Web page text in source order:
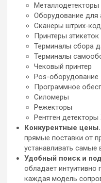
Металлодетекторы
Оборудование для
Сканеры штрих-
Принтеры этикеток
Терминалы сбора
Терминалы
Чековый принтер
Pos-оборудование
Программное
Силомеры
Режекторы
Рентген
Конкурентные цены.
прямые поставки от
устанавливать
Удобный поиск и
обладает интуитивно
каждая модель